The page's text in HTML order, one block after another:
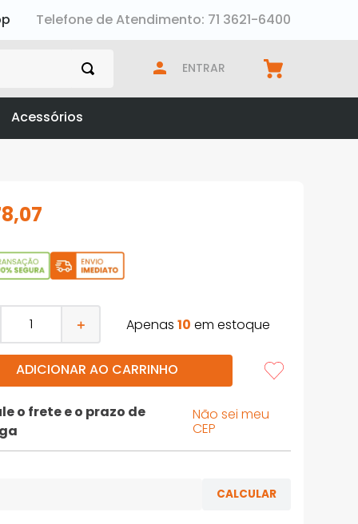
Telefone de Atendimento: 71 3621-6400
ENTRAR
Acessórios
,07
＋ Apenas10 em estoque
ADICIONAR AO CARRINHO
o frete e o prazo de
Não sei meu
CEP